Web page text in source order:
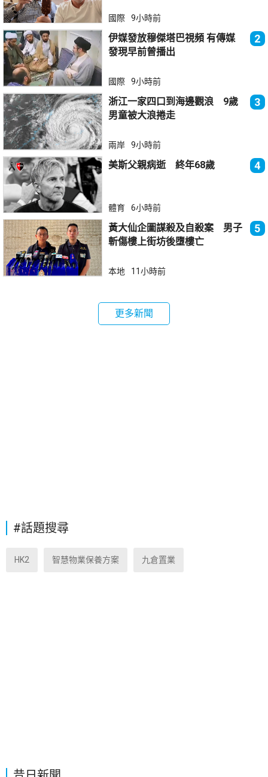
國際 9小時前
伊媒發放穆傑塔巴視頻 有傳媒
發現早前曾播出
2
國際 9小時前
浙江一家四口到海邊觀浪 9歲
男童被大浪捲走
3
兩岸 9小時前
美斯父親病逝 終年68歲 4
體育 6小時前
黃大仙企圖謀殺及自殺案 男子
斬傷樓上街坊後墮樓亡
5
本地 11小時前
更多新聞
#話題搜尋
HK2 智慧物業保養方案 九倉置業